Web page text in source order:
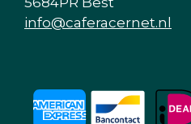
info@caferacernet.nl